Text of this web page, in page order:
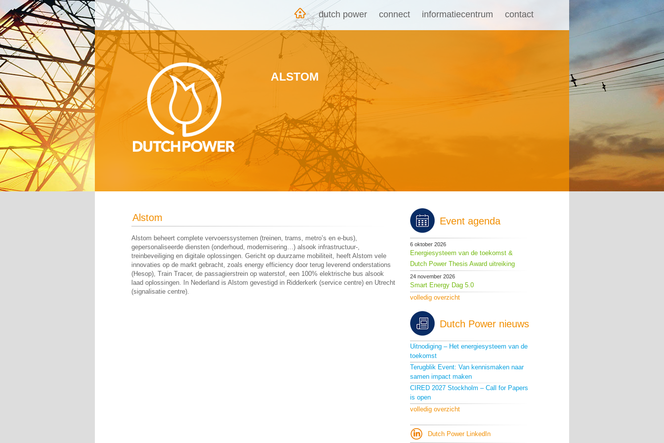
dutch power connect informatiecentrum contact
ALSTOM
Alstom
Alstom beheert complete vervoerssystemen (treinen, trams, metro’s en e-bus),
gepersonaliseerde diensten (onderhoud, modernisering…) alsook infrastructuur-,
treinbeveiliging en digitale oplossingen. Gericht op duurzame mobiliteit, heeft Alstom vele
innovaties op de markt gebracht, zoals energy efficiency door terug leverend onderstations
(Hesop), Train Tracer, de passagierstrein op waterstof, een 100% elektrische bus alsook
laad oplossingen. In Nederland is Alstom gevestigd in Ridderkerk (service centre) en Utrecht
(signalisatie centre).
Event agenda
6 oktober 2026
Energiesysteem van de toekomst &
Dutch Power Thesis Award uitreiking
24 november 2026
Smart Energy Dag 5.0
volledig overzicht
Dutch Power nieuws
Uitnodiging – Het energiesysteem van de
toekomst
Terugblik Event: Van kennismaken naar
samen impact maken
CIRED 2027 Stockholm – Call for Papers
is open
volledig overzicht
Dutch Power LinkedIn